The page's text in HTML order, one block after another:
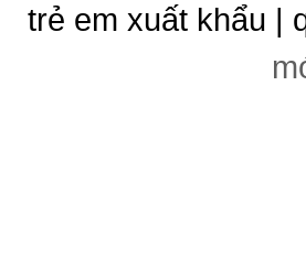
trẻ em xuất khẩu |